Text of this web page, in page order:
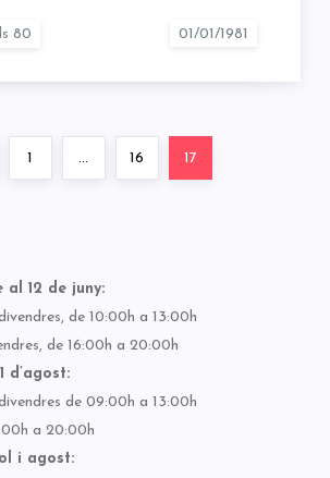
80
Page
1 … Page
16 Page
17
al 12 de juny:
de 10:00h a 13:00h
de 16:00h a 20:00h
d’agost:
de 09:00h a 13:00h
a 20:00h
i agost: